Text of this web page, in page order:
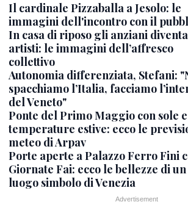
Il cardinale Pizzaballa a Jesolo: le
immagini dell'incontro con il
In casa di riposo gli anziani
artisti: le immagini dell’affresco
collettivo
Autonomia differenziata, Stefani:
spacchiamo l’Italia, facciamo
del Veneto"
Ponte del Primo Maggio con sole e
temperature estive: ecco le
meteo di Arpav
Porte aperte a Palazzo Ferro Fini
Giornate Fai: ecco le bellezze di un
luogo simbolo di Venezia